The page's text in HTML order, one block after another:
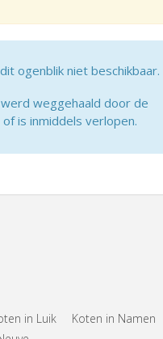
ogenblik niet beschikbaar.
weggehaald door de
is inmiddels verlopen.
in Luik
Koten in Namen